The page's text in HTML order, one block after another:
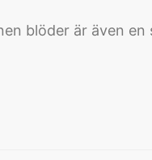
blöder är även